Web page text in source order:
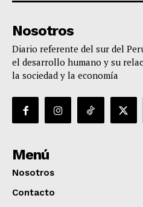
Nosotros
Diario referente del sur del
el desarrollo humano y su
la sociedad y la economía
Menú
Nosotros
Contacto